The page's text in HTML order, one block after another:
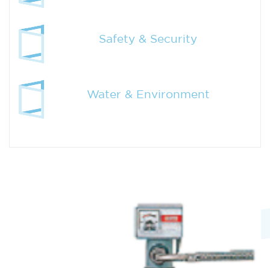
Safety & Security
Water & Environment